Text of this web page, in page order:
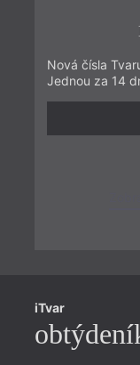
Nová čísla
Jednou za 14
iTvar